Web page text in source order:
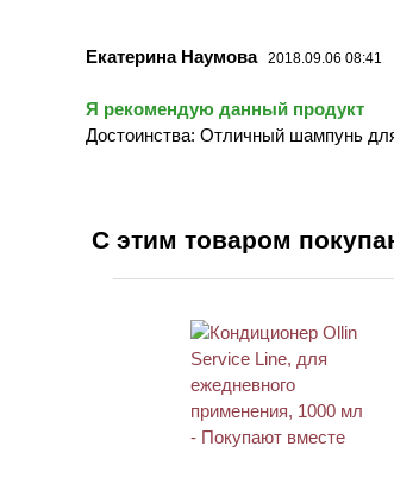
Екатерина Наумова 2018.09.06 08:41
Я рекомендую данный продукт
Достоинства: Отличный шампунь
С этим товаром